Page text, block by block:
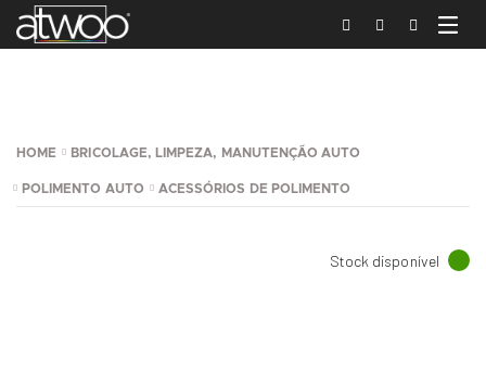
HOME BRICOLAGE, LIMPEZA, MANUTENÇÃO AUTO
POLIMENTO AUTO ACESSÓRIOS DE POLIMENTO
Stock disponível